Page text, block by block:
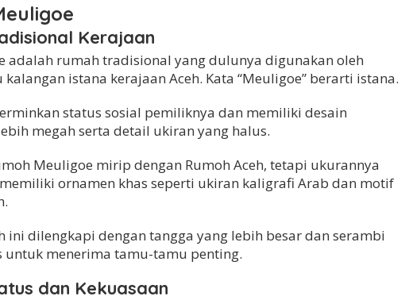
Kerajaan
adalah rumah tradisional yang dulunya digunakan oleh
istana kerajaan Aceh. Kata “Meuligoe” berarti istana.
status sosial pemiliknya dan memiliki desain
megah serta detail ukiran yang halus.
Meuligoe mirip dengan Rumoh Aceh, tetapi ukurannya
ornamen khas seperti ukiran kaligrafi Arab dan motif
ini dilengkapi dengan tangga yang lebih besar dan serambi
untuk menerima tamu-tamu penting.
dan Kekuasaan